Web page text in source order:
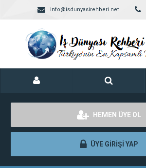
info@isdunyasirehberi.net
HEMEN ÜYE OL
ÜYE GİRİŞİ YAP